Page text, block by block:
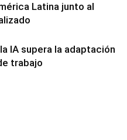
Latina junto al
IA supera la adaptación
trabajo